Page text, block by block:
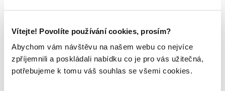
Vítejte! Povolíte používání cookies, prosím?
Abychom vám návštěvu na našem webu co nejvíce
zpříjemnili a poskládali nabídku co je pro vás užitečná,
potřebujeme k tomu váš souhlas se všemi cookies.
TAKÉ LÍBIT